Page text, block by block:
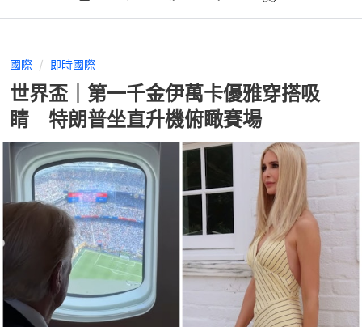
國際 即時國際
世界盃｜第一千金伊萬卡優雅穿搭吸
睛 特朗普坐直升機俯瞰賽場